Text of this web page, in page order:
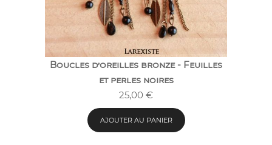
Boucles d’oreilles bronze - Feuilles
et perles noires
25,00 €
AJOUTER AU PANIER